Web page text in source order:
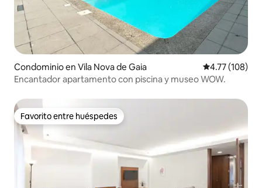
Condominio en Vila Nova de Gaia Calificación
4.77 (108)
Encantador apartamento con piscina y museo WOW.
Favorito entre huéspedes
Favorito entre huéspedes